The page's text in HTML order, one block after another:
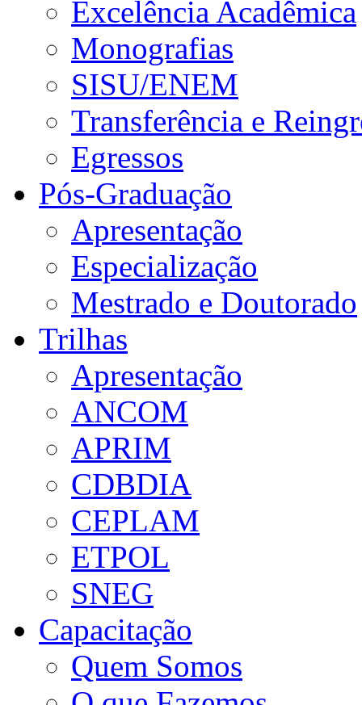
Excelência Acadêmica
Monografias
SISU/ENEM
Transferência e
Egressos
Pós-Graduação
Apresentação
Especialização
Mestrado e Doutorado
Trilhas
Apresentação
ANCOM
APRIM
CDBDIA
CEPLAM
ETPOL
SNEG
Capacitação
Quem Somos